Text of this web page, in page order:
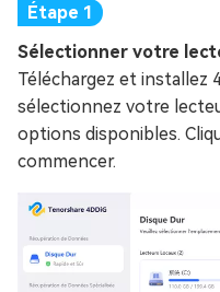
Sélectionner votre
Téléchargez et installez
sélectionnez votre
options disponibles.
commencer.